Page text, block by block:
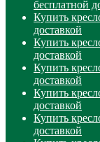
бесплатной
Купить
доставкой
Купить
доставкой
Купить
доставкой
Купить
доставкой
Купить
доставкой